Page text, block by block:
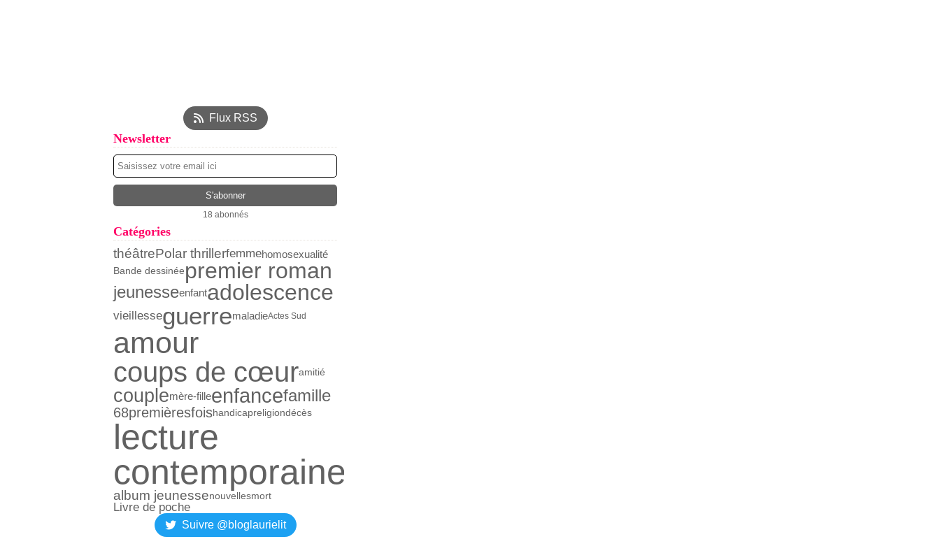
Flux RSS
Newsletter
18 abonnés
Catégories
théâtrePolar thrillerfemmehomosexualité
Bande dessinée premier roman
jeunesseenfantadolescence
vieillesseguerremaladieActes Sud
amour
coups de cœuramitié
couplemère-filleenfancefamille
68premièresfoishandicapreligiondécès
lecture
contemporaine
album jeunessenouvellesmort
Livre de poche
Suivre @bloglaurielit